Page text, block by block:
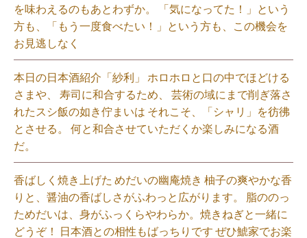
を味わえるのもあとわずか。 「気になってた！」という
方も、「もう一度食べたい！」という方も、この機会を
お見逃しなく⁡
本日の日本酒紹介「紗利」 ホロホロと口の中でほどける
さまや、 寿司に和合するため、 芸術の域にまで削ぎ落さ
れたスシ飯の如き佇まいは それこそ、「シャリ」を彷彿
とさせる。 何と和合させていただくか楽しみになる酒
だ。⁡
香ばしく焼き上げた めだいの幽庵焼き 柚子の爽やかな香
りと、醤油の香ばしさがふわっと広がります。 脂ののっ
ためだいは、身がふっくらやわらか。焼きねぎと一緒に
どうぞ！ 日本酒との相性もばっちりです ぜひ鯱家でお楽